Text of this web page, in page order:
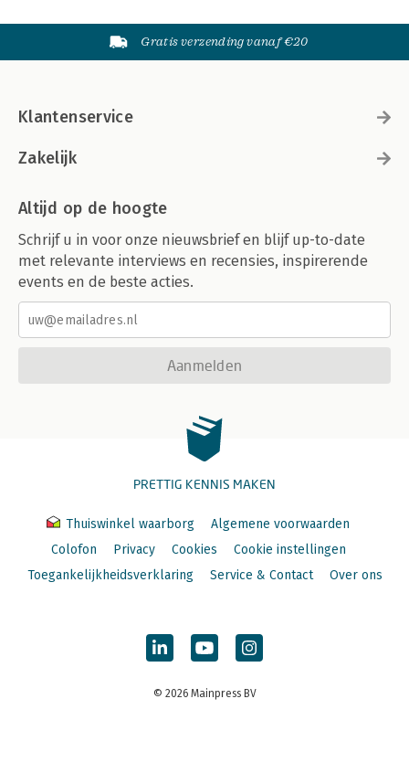
Gratis verzending vanaf €20
Klantenservice
Zakelijk
Altijd op de hoogte
Schrijf u in voor onze nieuwsbrief en blijf up-to-date
met relevante interviews en recensies, inspirerende
events en de beste acties.
Aanmelden
PRETTIG KENNIS MAKEN
Thuiswinkel waarborg
Algemene voorwaarden
Colofon
Privacy Cookies
Cookie instellingen
Toegankelijkheidsverklaring
Service & Contact Over ons
© 2026 Mainpress BV